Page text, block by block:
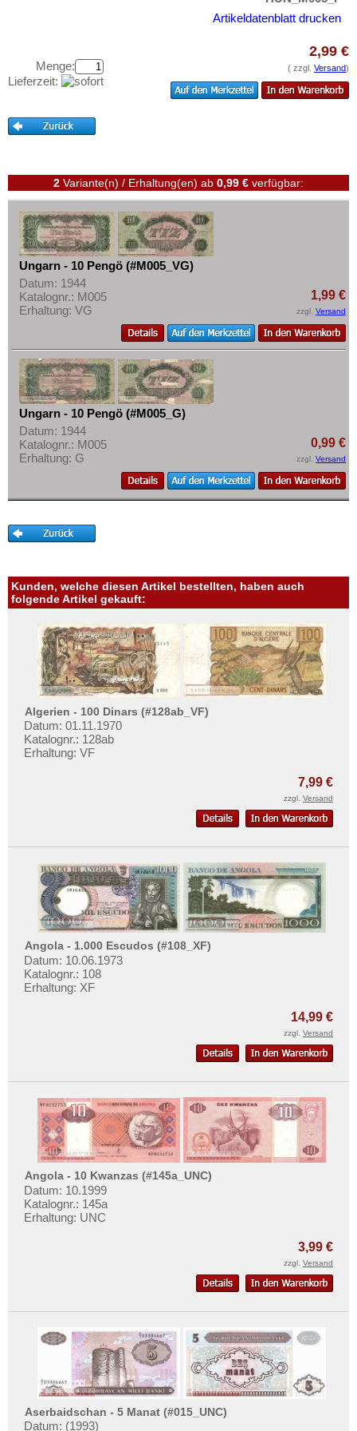
Kataloge
Aufbewahrung
Informationen
Preislisten
Ankauf
Erhaltungsgrade
Gratisbanknoten
Mehr über...
Zahlungsbedingungen
Privatsphäre und Datenschutz
Widerrufsbelehrung
Liefer- und Versandkosten
Artikeldatenblatt drucken
Menge:
Lieferzeit:
2,99 €
( zzgl. Versand)
2 Variante(n) / Erhaltung(en) ab 0,99 € verfügbar:
Ungarn - 10 Pengö (#M005_VG)
Datum: 1944
Katalognr.: M005
Erhaltung: VG
1,99 €
zzgl. Versand
Ungarn - 10 Pengö (#M005_G)
Datum: 1944
Katalognr.: M005
Erhaltung: G
0,99 €
zzgl. Versand
Kunden, welche diesen Artikel bestellten, haben auch
folgende Artikel gekauft:
Algerien - 100 Dinars (#128ab_VF)
Datum: 01.11.1970
Katalognr.: 128ab
Erhaltung: VF
7,99 €
zzgl. Versand
Angola - 1.000 Escudos (#108_XF)
Datum: 10.06.1973
Katalognr.: 108
Erhaltung: XF
14,99 €
zzgl. Versand
Angola - 10 Kwanzas (#145a_UNC)
Datum: 10.1999
Katalognr.: 145a
Erhaltung: UNC
3,99 €
zzgl. Versand
Aserbaidschan - 5 Manat (#015_UNC)
Datum: (1993)